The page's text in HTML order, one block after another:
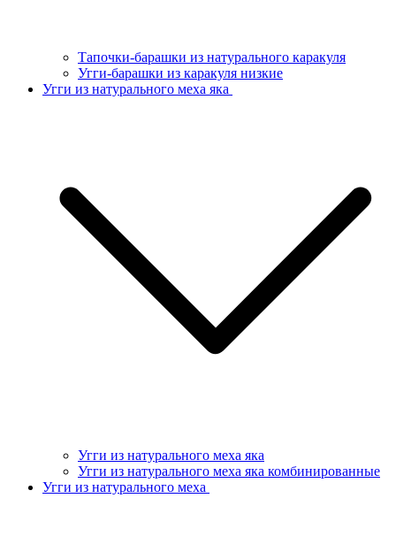
Тапочки-барашки из натурального каракуля
Угги-барашки из каракуля низкие
Угги из натурального меха яка
Угги из натурального меха яка
Угги из натурального меха яка комбинированные
Угги из натурального меха